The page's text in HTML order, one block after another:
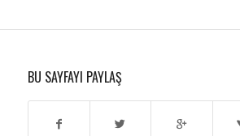
BU SAYFAYI PAYLAŞ